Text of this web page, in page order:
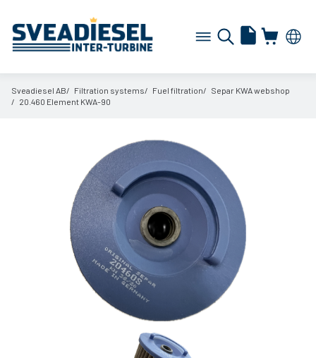
Sveadiesel AB Filtration systems Fuel filtration
Separ KWA webshop
20.460 Element KWA-90